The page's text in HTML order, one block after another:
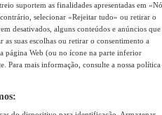
suportem as finalidades apresentadas em
selecionar «Rejeitar tudo» ou retirar o
desativados, alguns conteúdos e anúncios que
suas escolhas ou retirar o consentimento a
página Web (ou no ícone na parte inferior
Para mais informação, consulte a nossa política